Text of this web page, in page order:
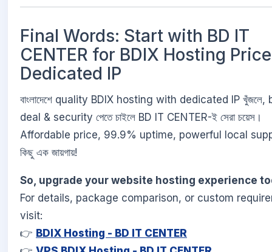
Final Words: Start with BD IT
CENTER for BDIX Hosting
Dedicated IP
বাংলাদেশে quality BDIX hosting with dedicated IP খুঁজলে,
deal & security পেতে চাইলে BD IT CENTER-ই সেরা চয়েস।
Affordable price, 99.9% uptime, powerful local
কিছু এক জায়গায়!
So, upgrade your website hosting experience
For details, package comparison, or custom
visit:
👉 BDIX Hosting - BD IT CENTER